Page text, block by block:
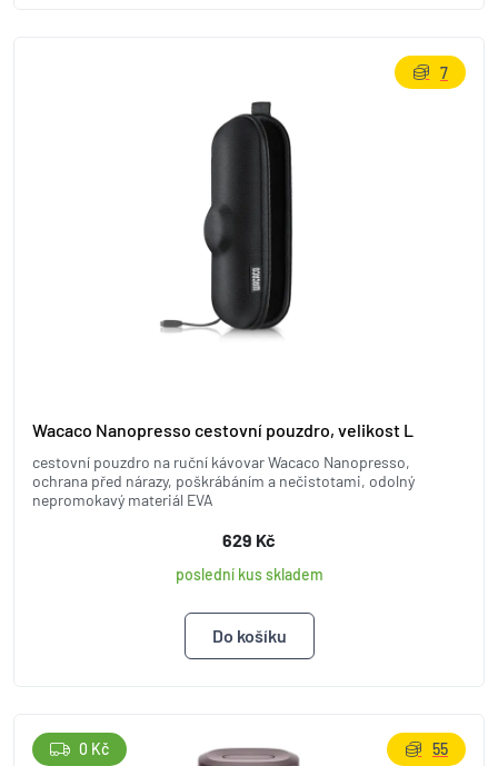
Wacaco Nanopresso cestovní pouzdro, velikost L
cestovní pouzdro na ruční kávovar Wacaco Nanopresso,
ochrana před nárazy, poškrábáním a nečistotami, odolný
nepromokavý materiál EVA
629 Kč
poslední kus skladem
7
0 Kč 55